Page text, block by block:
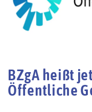
BZgA heißt
Öffentliche